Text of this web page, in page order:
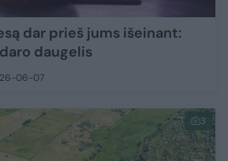
dar prieš jums išeinant:
daugelis
06-07
3